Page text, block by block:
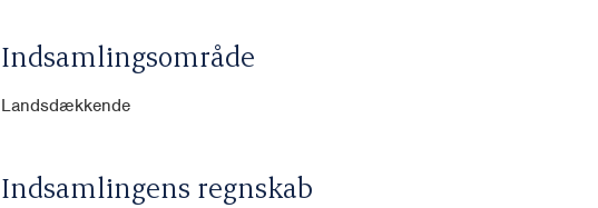
Indsamlingsområde
Landsdækkende
Indsamlingens regnskab